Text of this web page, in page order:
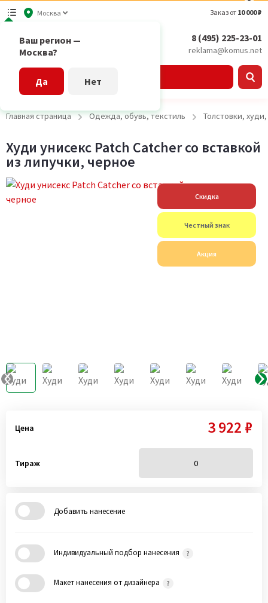
Москва
Ваш регион —
Москва?
Да Нет
Заказ от 10 000 ₽
8 (495) 225-23-01
reklama@komus.net
Главная страница Одежда, обувь, текстиль Толстовки,
Худи унисекс Patch Catcher со вставкой
из липучки, черное
Скидка
Честный знак
Акция
Цена 3 922 ₽
Тираж
Добавить нанесение
Индивидуальный подбор нанесения
Макет нанесения от дизайнера